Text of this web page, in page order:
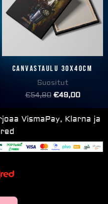
Canvastaulu 30x40cm
Suositut
€54,90 €49,00
VismaPay, Klarna ja